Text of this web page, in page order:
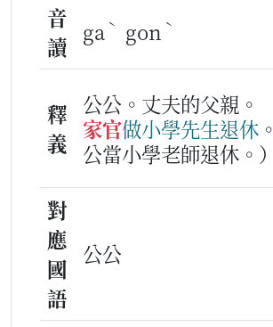
音
讀
ga ˋ gon ˋ
釋
義
公公。丈夫的父親。
家官做小學先生退休 。
公當小學老師退休。）
對
應
國
語
公公